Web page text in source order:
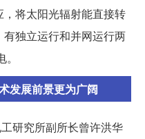
将太阳光辐射能直接转
独立运行和并网运行两
发展前景更为广阔
研究所副所长曾许洪华